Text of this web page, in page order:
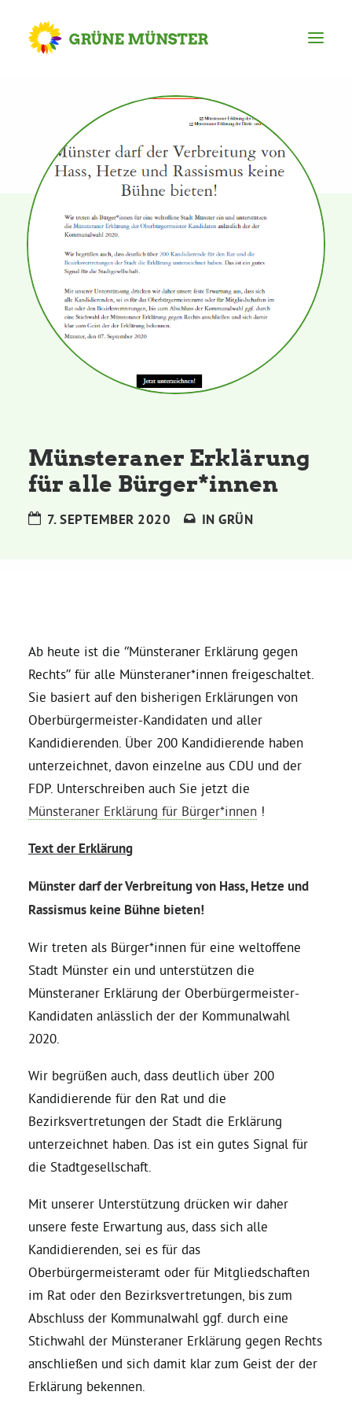
Partei
Kreisvorstand
Kreisgeschäftsstelle
Mitgliederversammlung
Ortsverbände
Kommissionen
Grünes Zentrum
Robin Korte, MdL
Daniel Freund, MdEP
Delegierte
Grüne im Rathaus
Ratsfraktion
Ratsmitglieder 2025 – 2030
Ratsanträge
Fraktionsgeschäftsstelle
Bezirksvertretungen
Aktiv werden
Arbeitsgruppen
Mitglied werden
Kommunalpolitik
Engagement-Sprechstunde
Münsteraner Erklärung
für alle Bürger*innen
7. SEPTEMBER 2020 IN GRÜN
Ab heute ist die “Münsteraner Erklärung gegen
Rechts” für alle Münsteraner*innen freigeschaltet.
Sie basiert auf den bisherigen Erklärungen von
Oberbürgermeister-Kandidaten und aller
Kandidierenden. Über 200 Kandidierende haben
unterzeichnet, davon einzelne aus CDU und der
FDP. Unterschreiben auch Sie jetzt die
Münsteraner Erklärung für Bürger*innen !
Text der Erklärung
Münster darf der Verbreitung von Hass, Hetze und
Rassismus keine Bühne bieten!
Wir treten als Bürger*innen für eine weltoffene
Stadt Münster ein und unterstützen die
Münsteraner Erklärung der Oberbürgermeister-
Kandidaten anlässlich der der Kommunalwahl
2020.
Wir begrüßen auch, dass deutlich über 200
Kandidierende für den Rat und die
Bezirksvertretungen der Stadt die Erklärung
unterzeichnet haben. Das ist ein gutes Signal für
die Stadtgesellschaft.
Mit unserer Unterstützung drücken wir daher
unsere feste Erwartung aus, dass sich alle
Kandidierenden, sei es für das
Oberbürgermeisteramt oder für Mitgliedschaften
im Rat oder den Bezirksvertretungen, bis zum
Abschluss der Kommunalwahl ggf. durch eine
Stichwahl der Münsteraner Erklärung gegen Rechts
anschließen und sich damit klar zum Geist der der
Erklärung bekennen.